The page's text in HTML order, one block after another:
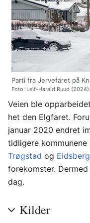
Parti fra Jervefaret på
Foto: Leif-Harald Ruud (2024).
Veien ble
het den Elgfaret.
januar 2020 endret
tidligere kommunene
Trøgstad og Eidsberg
forekomster.
dag.
Kilder